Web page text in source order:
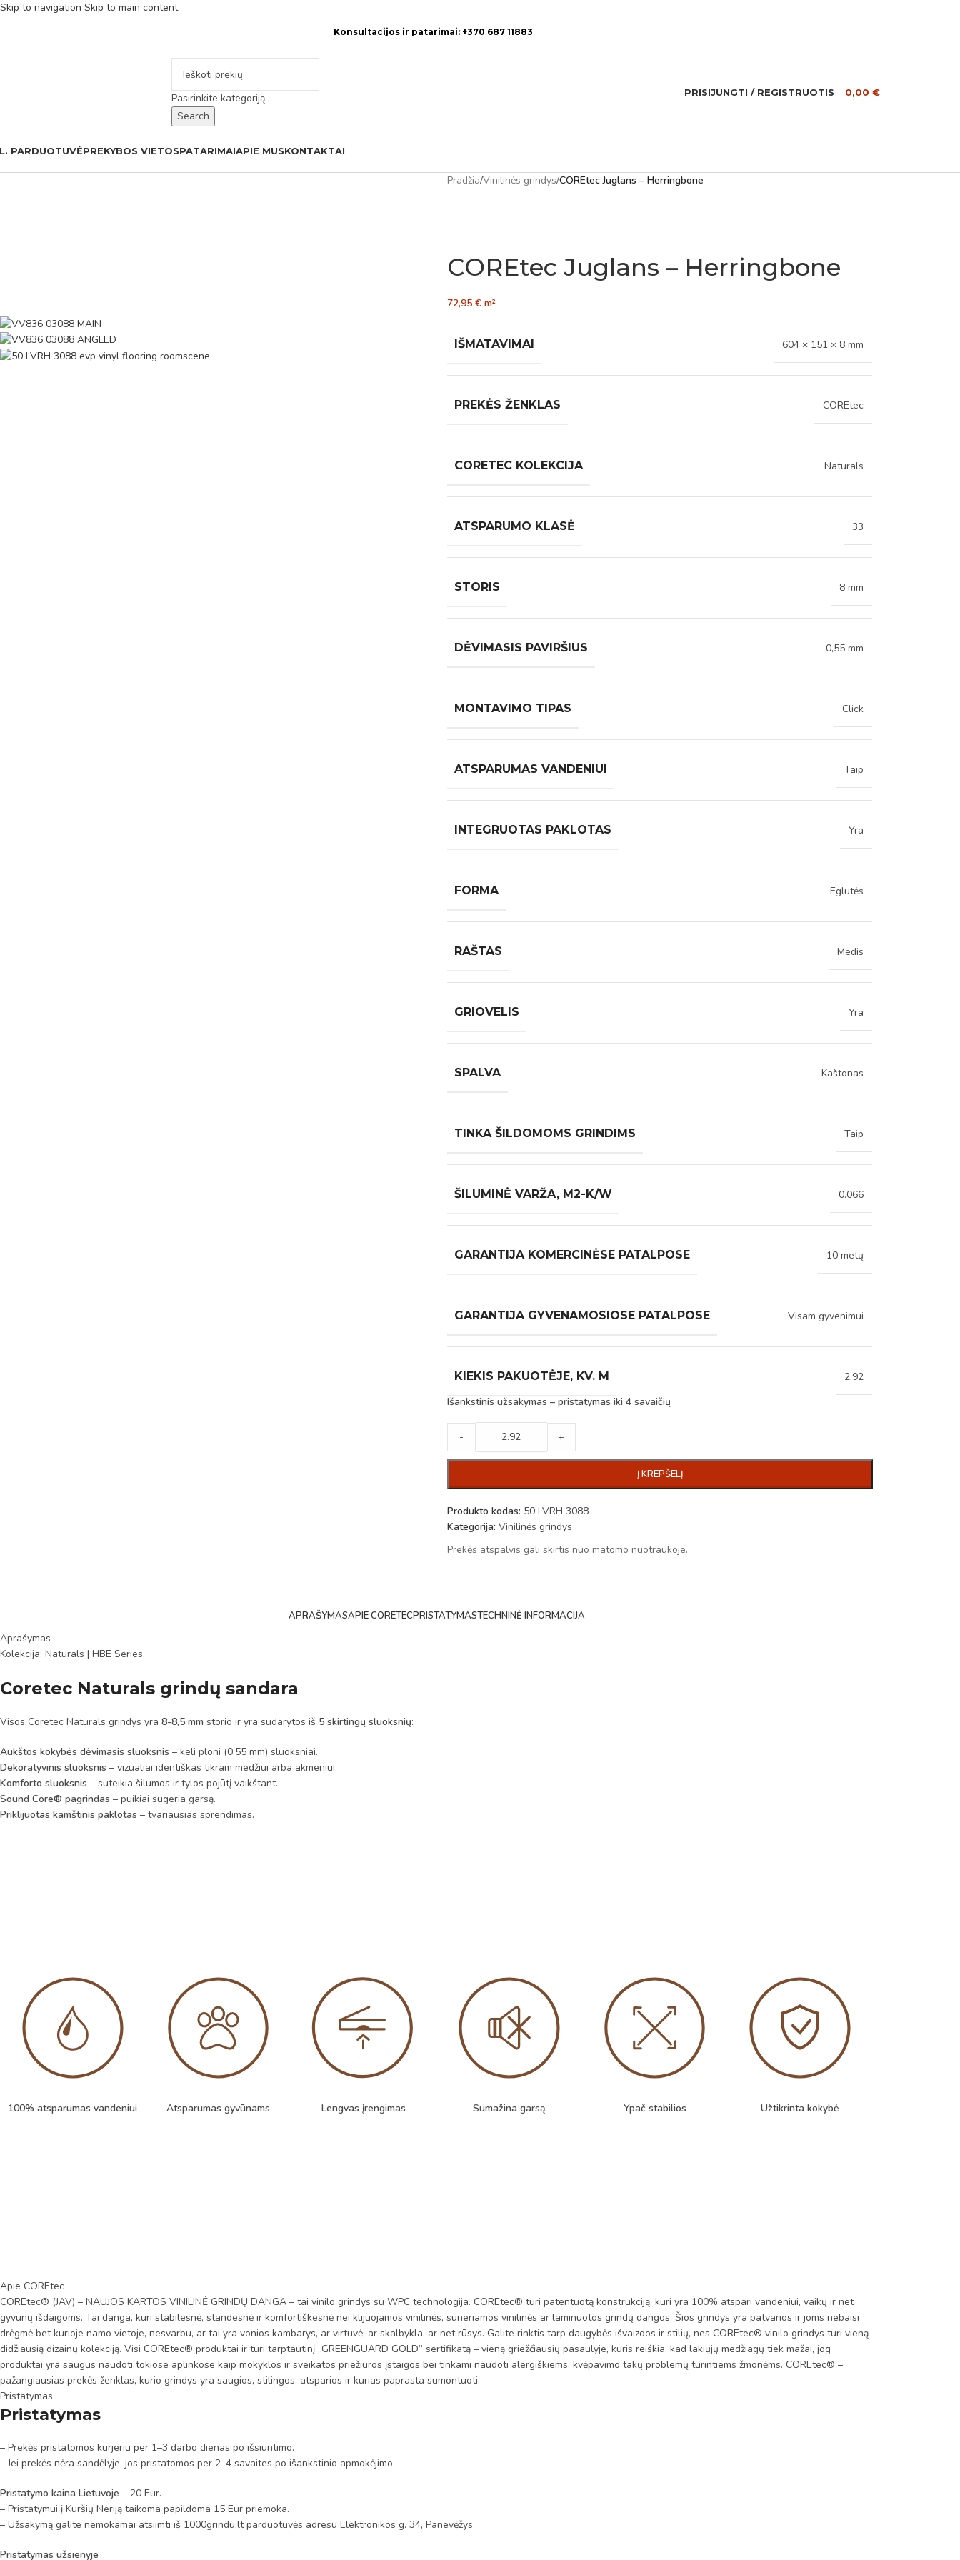
Skip to navigation Skip to main content
Konsultacijos ir patarimai: +370 687 11883
Pasirinkite kategoriją
Search
PRISIJUNGTI / REGISTRUOTIS 0,00 €
PARDUOTUVĖPREKYBOS VIETOSPATARIMAIAPIE MUSKONTAKTAI
Pradžia/Vinilinės grindys/COREtec Juglans – Herringbone
COREtec Juglans – Herringbone
72,95 € m²
IŠMATAVIMAI 604 × 151 × 8 mm
PREKĖS ŽENKLAS COREtec
CORETEC KOLEKCIJA Naturals
ATSPARUMO KLASĖ 33
STORIS 8 mm
DĖVIMASIS PAVIRŠIUS 0,55 mm
MONTAVIMO TIPAS Click
ATSPARUMAS VANDENIUI Taip
INTEGRUOTAS PAKLOTAS Yra
FORMA Eglutės
RAŠTAS Medis
GRIOVELIS Yra
SPALVA Kaštonas
TINKA ŠILDOMOMS GRINDIMS Taip
ŠILUMINĖ VARŽA, M2-K/W 0.066
GARANTIJA KOMERCINĖSE PATALPOSE 10 metų
GARANTIJA GYVENAMOSIOSE PATALPOSE Visam gyvenimui
KIEKIS PAKUOTĖJE, KV. M
2,92
Išankstinis užsakymas – pristatymas iki 4 savaičių
- +
Į KREPŠELĮ
Produkto kodas: 50 LVRH 3088
Kategorija: Vinilinės grindys
Prekės atspalvis gali skirtis nuo matomo nuotraukoje.
APRAŠYMASAPIE CORETECPRISTATYMASTECHNINĖ INFORMACIJA
Aprašymas
Kolekcija: Naturals | HBE Series
Coretec Naturals grindų sandara
Visos Coretec Naturals grindys yra 8-8,5 mm storio ir yra sudarytos iš 5 skirtingų sluoksnių:
Aukštos kokybės dėvimasis sluoksnis – keli ploni (0,55 mm) sluoksniai.
Dekoratyvinis sluoksnis – vizualiai identiškas tikram medžiui arba akmeniui.
Komforto sluoksnis – suteikia šilumos ir tylos pojūtį vaikštant.
Sound Core® pagrindas – puikiai sugeria garsą.
Priklijuotas kamštinis paklotas – tvariausias sprendimas.
100% atsparumas vandeniui Atsparumas gyvūnams Lengvas įrengimas Sumažina garsą Ypač stabilios Užtikrinta kokybė
Apie COREtec
COREtec® (JAV) – NAUJOS KARTOS VINILINĖ GRINDŲ DANGA – tai vinilo grindys su WPC technologija. COREtec® turi patentuotą konstrukciją, kuri yra 100% atspari vandeniui, vaikų ir net
gyvūnų išdaigoms. Tai danga, kuri stabilesnė, standesnė ir komfortiškesnė nei klijuojamos vinilinės, suneriamos vinilinės ar laminuotos grindų dangos. Šios grindys yra patvarios ir joms nebaisi
drėgmė bet kurioje namo vietoje, nesvarbu, ar tai yra vonios kambarys, ar virtuvė, ar skalbykla, ar net rūsys. Galite rinktis tarp daugybės išvaizdos ir stilių, nes COREtec® vinilo grindys turi vieną
didžiausią dizainų kolekciją. Visi COREtec® produktai ir turi tarptautinį „GREENGUARD GOLD” sertifikatą – vieną griežčiausių pasaulyje, kuris reiškia, kad lakiųjų medžiagų tiek mažai, jog
produktai yra saugūs naudoti tokiose aplinkose kaip mokyklos ir sveikatos priežiūros įstaigos bei tinkami naudoti alergiškiems, kvėpavimo takų problemų turintiems žmonėms. COREtec® –
pažangiausias prekės ženklas, kurio grindys yra saugios, stilingos, atsparios ir kurias paprasta sumontuoti.
Pristatymas
Pristatymas
– Prekės pristatomos kurjeriu per 1–3 darbo dienas po išsiuntimo.
– Jei prekės nėra sandėlyje, jos pristatomos per 2–4 savaites po išankstinio apmokėjimo.
Pristatymo kaina Lietuvoje – 20 Eur.
– Pristatymui į Kuršių Neriją taikoma papildoma 15 Eur priemoka.
– Užsakymą galite nemokamai atsiimti iš 1000grindu.lt parduotuvės adresu Elektronikos g. 34, Panevėžys
Pristatymas užsienyje